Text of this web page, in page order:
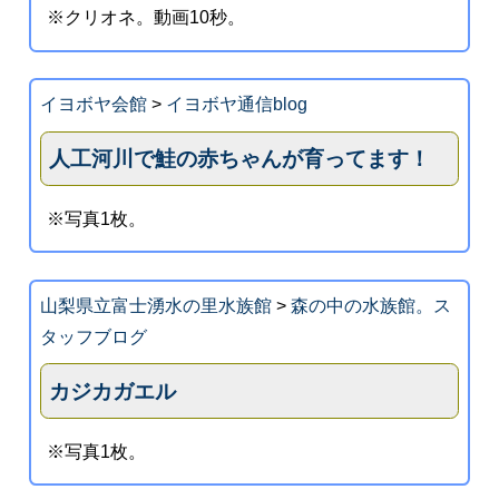
※クリオネ。動画10秒。
イヨボヤ会館> イヨボヤ通信blog
人工河川で鮭の赤ちゃんが育ってます！
※写真1枚。
山梨県立富士湧水の里水族館> 森の中の水族館。ス
タッフブログ
カジカガエル
※写真1枚。